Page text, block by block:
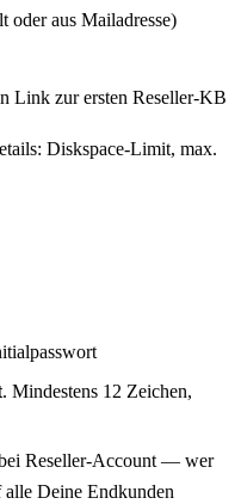
oder aus Mailadresse)
Link zur ersten Reseller-KB
Diskspace-Limit, max.
. Mindestens 12 Zeichen,
Reseller-Account — wer
Deine Endkunden